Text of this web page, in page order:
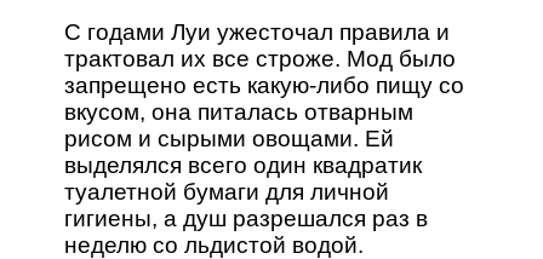
С годами Луи ужесточал правила и
трактовал их все строже. Мод было
запрещено есть какую-либо пищу со
вкусом, она питалась отварным
рисом и сырыми овощами. Ей
выделялся всего один квадратик
туалетной бумаги для личной
гигиены, а душ разрешался раз в
неделю со льдистой водой.